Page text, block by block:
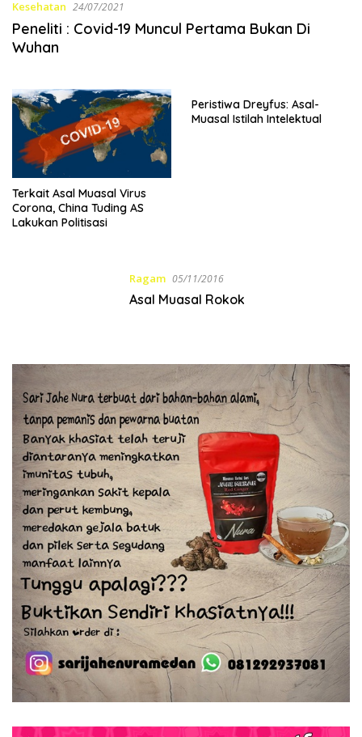
Kesehatan 24/07/2021
Peneliti : Covid-19 Muncul Pertama Bukan Di
Wuhan
Terkait Asal Muasal Virus
Corona, China Tuding AS
Lakukan Politisasi
Peristiwa Dreyfus: Asal-
Muasal Istilah Intelektual
Ragam 05/11/2016
Asal Muasal Rokok